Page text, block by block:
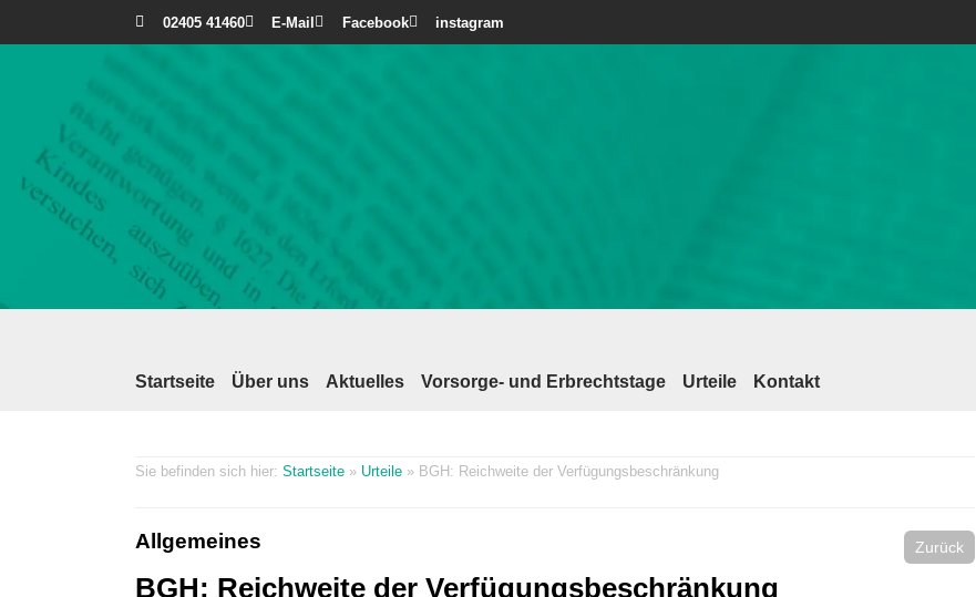
02405 41460 E-Mail Facebook instagram
Startseite Über uns Aktuelles Vorsorge- und Erbrechtstage Urteile Kontakt
Startseite » Urteile » BGH: Reichweite der Verfügungsbeschränkung
Allgemeines Zurück
BGH: Reichweite der Verfügungsbeschränkung